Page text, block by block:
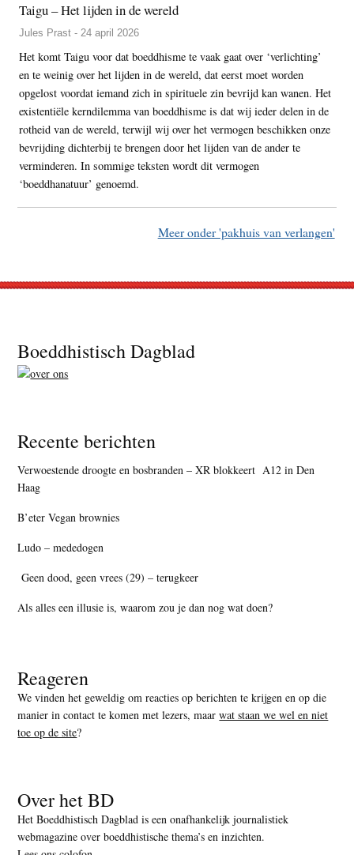
Taigu – Het lijden in de wereld
Jules Prast - 24 april 2026
Het komt Taigu voor dat boeddhisme te vaak gaat over ‘verlichting’
en te weinig over het lijden in de wereld, dat eerst moet worden
opgelost voordat iemand zich in spirituele zin bevrijd kan wanen. Het
existentiële kerndilemma van boeddhisme is dat wij ieder delen in de
rotheid van de wereld, terwijl wij over het vermogen beschikken onze
bevrijding dichterbij te brengen door het lijden van de ander te
verminderen. In sommige teksten wordt dit vermogen
‘boeddhanatuur’ genoemd.
Meer onder 'pakhuis van verlangen'
Footer
Boeddhistisch Dagblad
Recente berichten
Verwoestende droogte en bosbranden – XR blokkeert A12 in Den
Haag
B’eter Vegan brownies
Ludo – mededogen
Geen dood, geen vrees (29) – terugkeer
Als alles een illusie is, waarom zou je dan nog wat doen?
Reageren
We vinden het geweldig om reacties op berichten te krijgen en op die
manier in contact te komen met lezers, maarwat staan we wel en niet
toe op de site?
Over het BD
Het Boeddhistisch Dagblad is een onafhankelijk journalistiek
webmagazine over boeddhistische thema’s en inzichten.